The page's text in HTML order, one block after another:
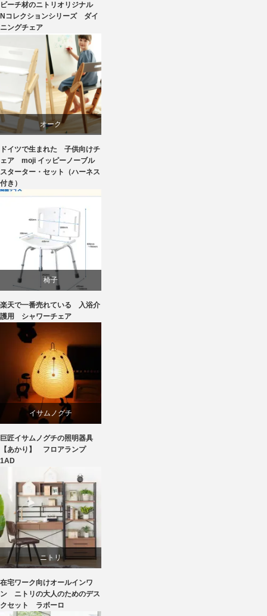
椅子
ダイニング
ニトリ
ビーチ
ライフスタイル
リビングダイニング
椅子
ビーチ材のニトリオリジナル
Nコレクションシリーズ ダイ
ニングチェア
オーク
学習椅子
ドイツで生まれた 子供向けチ
ェア moji イッピーノーブル
スターター・セット（ハーネス
付き）
椅子
楽天で一番売れている 入浴介
護用 シャワーチェア
イサムノグチ
国産
巨匠イサムノグチの照明器具
【あかり】 フロアランプ
1AD
ニトリ
リビングダイニング
在宅ワーク向けオールインワ
ン ニトリの大人のためのデス
クセット ラボーロ